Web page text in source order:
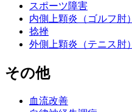
スポーツ障害
内側上顆炎（ゴルフ肘）
捻挫
外側上顆炎（テニス肘）
その他
血流改善